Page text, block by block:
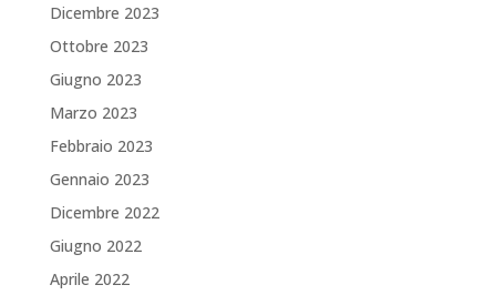
Dicembre 2023
Ottobre 2023
Giugno 2023
Marzo 2023
Febbraio 2023
Gennaio 2023
Dicembre 2022
Giugno 2022
Aprile 2022